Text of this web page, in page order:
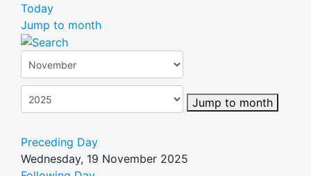
Today
Jump to month
Jump to month
Preceding Day
Wednesday, 19 November 2025